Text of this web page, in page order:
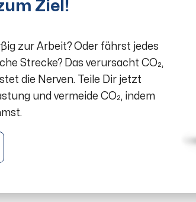
Ziel!
zur Arbeit? Oder fährst jedes
Strecke? Das verursacht CO₂,
die Nerven. Teile Dir jetzt
und vermeide CO₂, indem